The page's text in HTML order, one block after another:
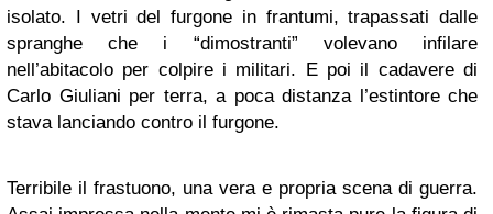
isolato. I vetri del furgone in frantumi, trapassati dalle
spranghe che i “dimostranti” volevano infilare
nell’abitacolo per colpire i militari. E poi il cadavere di
Carlo Giuliani per terra, a poca distanza l’estintore che
stava lanciando contro il furgone.
Terribile il frastuono, una vera e propria scena di guerra.